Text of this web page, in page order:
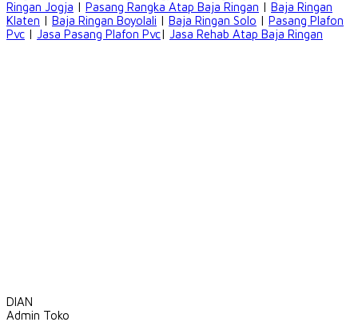
Ringan Jogja | Pasang Rangka Atap Baja Ringan | Baja Ringan
Klaten | Baja Ringan Boyolali | Baja Ringan Solo | Pasang Plafon
Pvc | Jasa Pasang Plafon Pvc| Jasa Rehab Atap Baja Ringan
DIAN
Admin Toko